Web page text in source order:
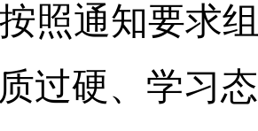
照通知要求
过硬、学习